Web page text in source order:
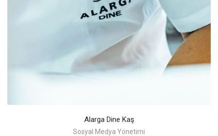
Alarga Dine Kaş
Sosyal Medya Yönetimi